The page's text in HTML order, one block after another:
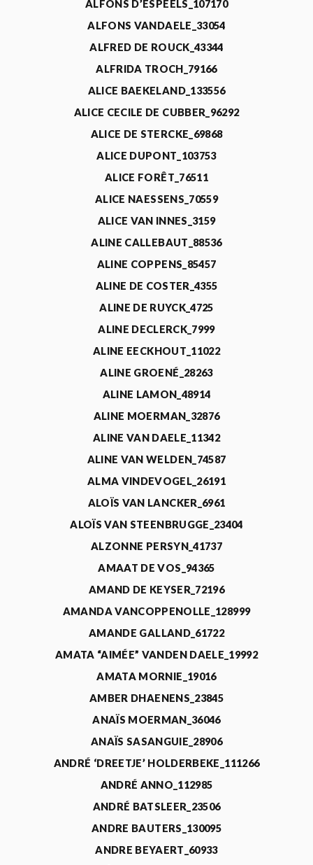
ALFONS D’ESPEELS_107170
ALFONS VANDAELE_33054
ALFRED DE ROUCK_43344
ALFRIDA TROCH_79166
ALICE BAEKELAND_133556
ALICE CECILE DE CUBBER_96292
ALICE DE STERCKE_69868
ALICE DUPONT_103753
ALICE FORÊT_76511
ALICE NAESSENS_70559
ALICE VAN INNES_3159
ALINE CALLEBAUT_88536
ALINE COPPENS_85457
ALINE DE COSTER_4355
ALINE DE RUYCK_4725
ALINE DECLERCK_7999
ALINE EECKHOUT_11022
ALINE GROENÉ_28263
ALINE LAMON_48914
ALINE MOERMAN_32876
ALINE VAN DAELE_11342
ALINE VAN WELDEN_74587
ALMA VINDEVOGEL_26191
ALOÏS VAN LANCKER_6961
ALOÏS VAN STEENBRUGGE_23404
ALZONNE PERSYN_41737
AMAAT DE VOS_94365
AMAND DE KEYSER_72196
AMANDA VANCOPPENOLLE_128999
AMANDE GALLAND_61722
AMATA “AIMÉE” VANDEN DAELE_19992
AMATA MORNIE_19016
AMBER DHAENENS_23845
ANAÏS MOERMAN_36046
ANAÏS SASANGUIE_28906
ANDRÉ ‘DREETJE’ HOLDERBEKE_111266
ANDRÉ ANNO_112985
ANDRÉ BATSLEER_23506
ANDRE BAUTERS_130095
ANDRE BEYAERT_60933